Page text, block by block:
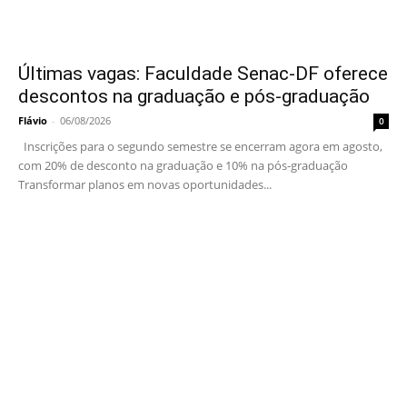
Últimas vagas: Faculdade Senac-DF oferece
descontos na graduação e pós-graduação
Flávio - 06/08/2026 0
Inscrições para o segundo semestre se encerram agora em agosto,
com 20% de desconto na graduação e 10% na pós-graduação
Transformar planos em novas oportunidades...